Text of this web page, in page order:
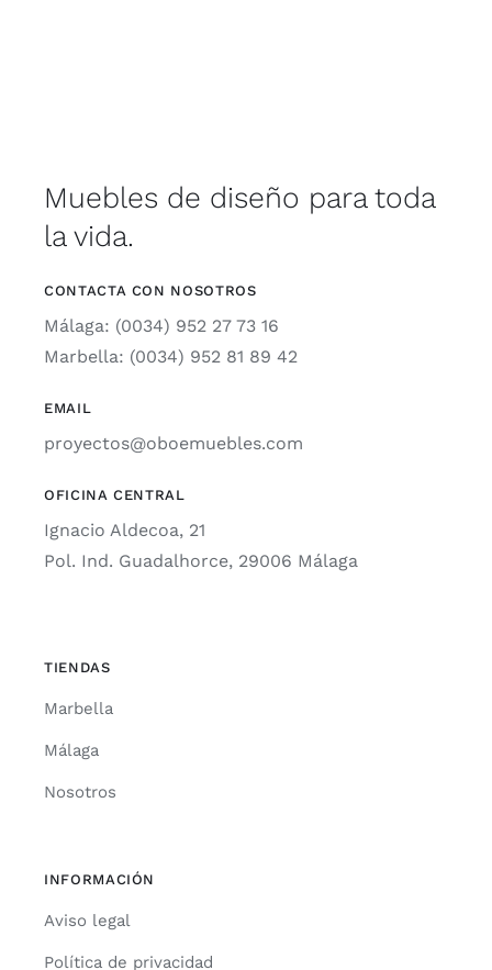
Muebles de diseño para toda
la vida.
CONTACTA CON NOSOTROS
Málaga: (0034) 952 27 73 16
Marbella: (0034) 952 81 89 42
EMAIL
proyectos@oboemuebles.com
OFICINA CENTRAL
Ignacio Aldecoa, 21
Pol. Ind. Guadalhorce, 29006 Málaga
TIENDAS
Marbella
Málaga
Nosotros
INFORMACIÓN
Aviso legal
Política de privacidad